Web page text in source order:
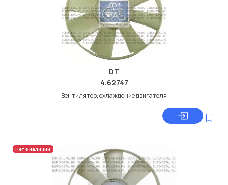
DT
4.62747
Вентилятор, охлаждение двигателя
Нет в наличии